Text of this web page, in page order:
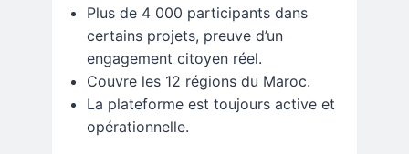
Plus de 4 000 participants dans
certains projets, preuve d’un
engagement citoyen réel.
Couvre les 12 régions du Maroc.
La plateforme est toujours active et
opérationnelle.